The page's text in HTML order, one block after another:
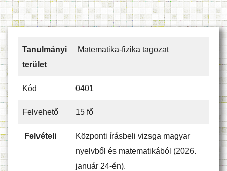
Tanulmányi
terület
Matematika-fizika tagozat
Kód 0401
Felvehető 15 fő
Felvételi
Központi írásbeli vizsga magyar
nyelvből és matematikából (2026.
január 24-én).